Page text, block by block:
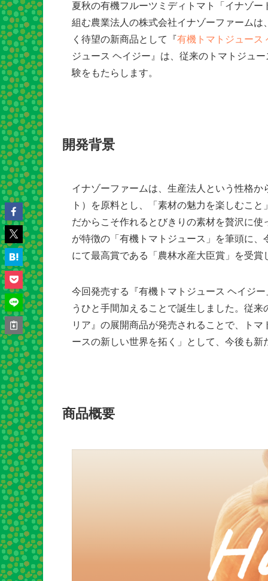
夏秋の有機フルーツミディトマト「イナゾ
組む農業法人の株式会社イナゾーファーム
く待望の新商品として『有機トマトジュース
ジュース ヘイジー』は、従来のトマトジュ
験をもたらします。
開発背景
イナゾーファームは、生産法人という性格
ト）を原料とし、「素材の魅力を楽しむこ
だからこそ作れるとびきりの素材を贅沢に
が特徴の「有機トマトジュース」を筆頭に
にて最高賞である「農林水産大臣賞」を受
今回発売する『有機トマトジュース ヘイジ
うひと手間加えることで誕生しました。従
リア』の展開商品が発売されることで、ト
ースの新しい世界を拓く」として、今後も
商品概要